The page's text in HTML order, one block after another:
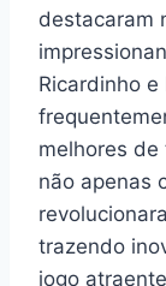
destacaram
Ricardinho
melhores
não apenas
trazendo
jogo